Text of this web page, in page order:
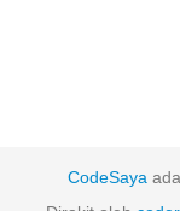
CodeSaya